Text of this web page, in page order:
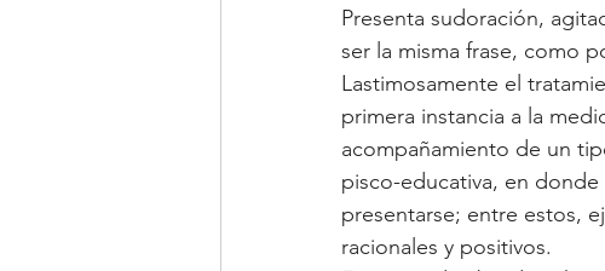
Presenta sudoración,
ser la misma frase, como
Lastimosamente el
primera instancia a la
acompañamiento de un
pisco-educativa, en donde
presentarse; entre estos,
racionales y positivos.